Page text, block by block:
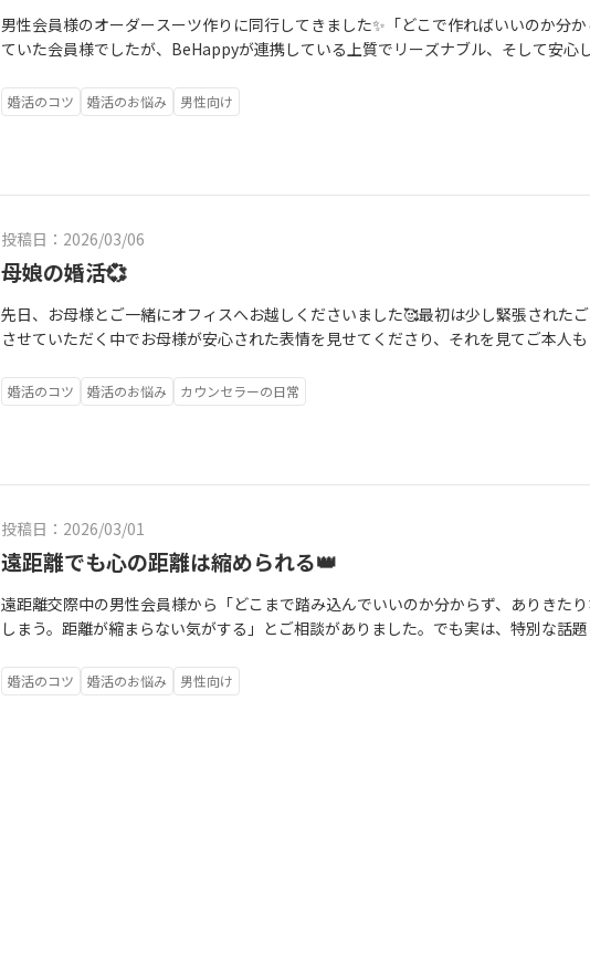
男性会員様のオーダースーツ作りに同行してきました✨「どこで作ればいいのか分
ていた会員様でしたが、BeHappyが連携している上質でリーズナブル、そして安心
た✨婚活では第一印象もとても大切。自分に合ったスーツは、自信にもつながりま
い物同行【無料】✔オーダースーツのご案内もサポートしています😊「どこで買えば
婚活のコツ 婚活のお悩み 男性向け
投稿日：2026/03/06
母娘の婚活💞
先日、お母様とご一緒にオフィスへお越しくださいました🥰最初は少し緊張された
させていただく中でお母様が安心された表情を見せてくださり、それを見てご本人
大切にしながら、良縁を引き寄せられるよう、心を込めてサポートしてまいります🍀
一緒に🌼お母様と一緒に🌸もちろん大歓迎です！安心して一歩を踏み出せる場所であ
婚活のコツ 婚活のお悩み カウンセラーの日常
投稿日：2026/03/01
遠距離でも心の距離は縮められる👑
遠距離交際中の男性会員様から「どこまで踏み込んでいいのか分からず、ありきた
しまう。距離が縮まらない気がする」とご相談がありました。でも実は、特別な話
く“声”で話すこと何気ない会話の積み重ねが、信頼をつくります。少しずつでいい。
ライしてほしいと思っています。遠距離でも、心はちゃんと近づけます。BeHappy
婚活のコツ 婚活のお悩み 男性向け